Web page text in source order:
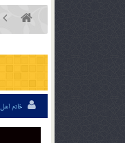
خادم